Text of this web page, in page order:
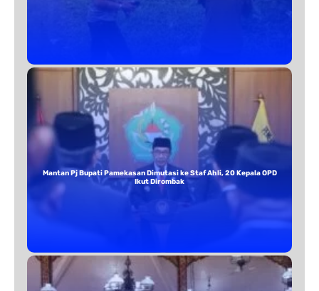
Mantan Pj Bupati Pamekasan Dimutasi ke Staf Ahli, 20 Kepala OPD
Ikut Dirombak